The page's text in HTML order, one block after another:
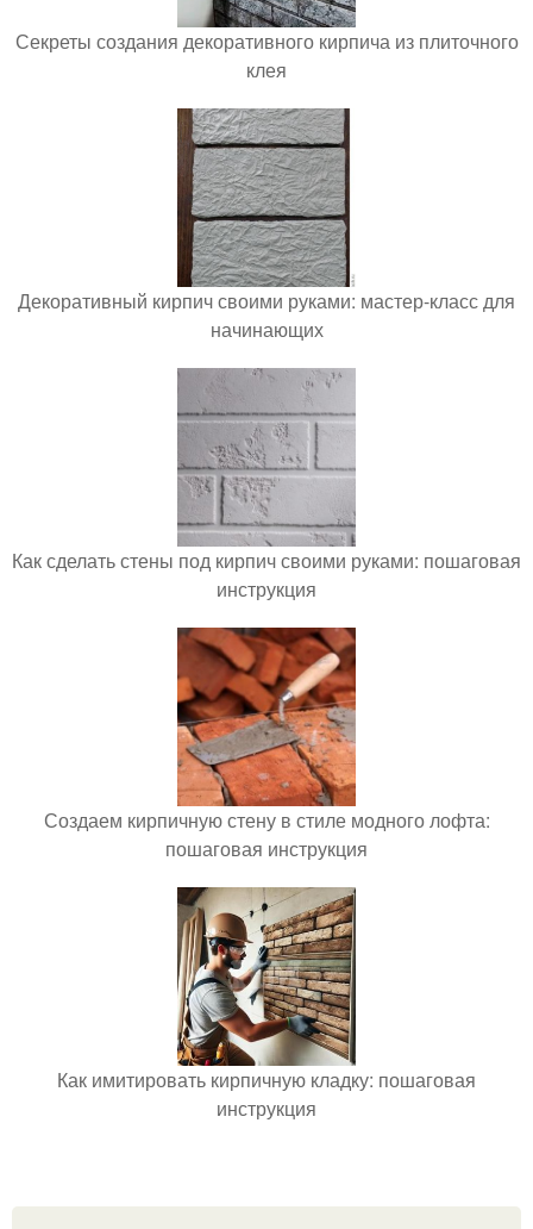
Секреты создания декоративного кирпича из плиточного
клея
Декоративный кирпич своими руками: мастер-класс для
начинающих
Как сделать стены под кирпич своими руками: пошаговая
инструкция
Создаем кирпичную стену в стиле модного лофта:
пошаговая инструкция
Как имитировать кирпичную кладку: пошаговая
инструкция